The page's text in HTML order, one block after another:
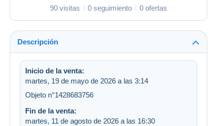
90 visitas 0 seguimiento 0 ofertas
Descripción
Inicio de la venta:
martes, 19 de mayo de 2026 a las 3:14
Objeto n°1428683756
Fin de la venta:
martes, 11 de agosto de 2026 a las 16:30